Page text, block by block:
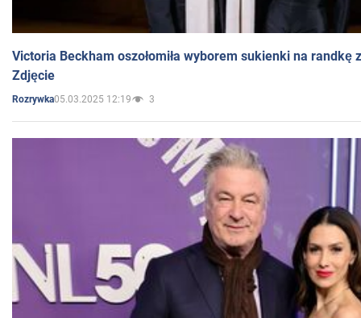
Victoria Beckham oszołomiła wyborem sukienki na randkę
Zdjęcie
Rozrywka05.03.2025 12:19 3